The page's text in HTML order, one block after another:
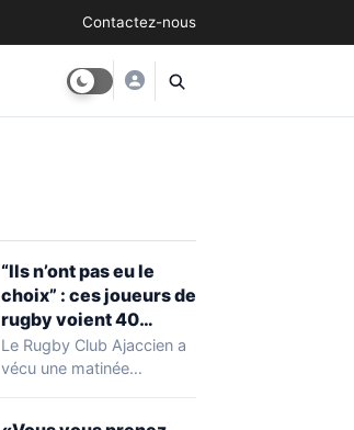
Contactez-nous
“Ils n’ont pas eu le
choix” : ces joueurs de
rugby voient 40
caravanes de gens du
voyage s’installer
Le Rugby Club Ajaccien a
vécu une matinée